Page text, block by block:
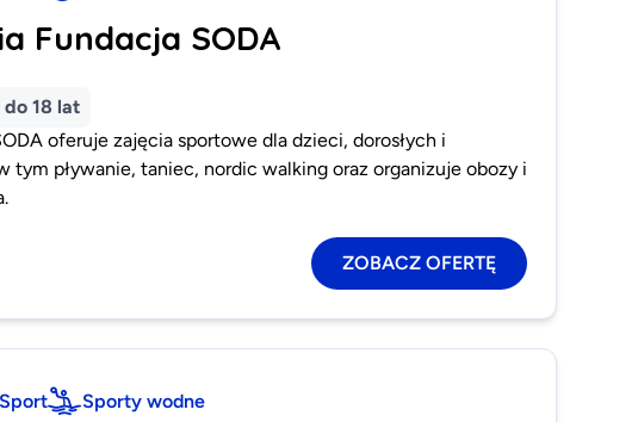
Fundacja SODA
18 lat
oferuje zajęcia sportowe dla dzieci, dorosłych i
tym pływanie, taniec, nordic walking oraz organizuje obozy i
ZOBACZ OFERTĘ
Sport Sporty wodne